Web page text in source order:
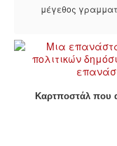
μέγεθος
Καρτποστάλ που